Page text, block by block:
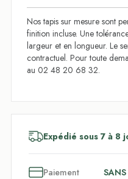
Nos tapis sur mesure sont
finition incluse. Une
largeur et en longueur. Le
contractuel. Pour toute
au 02 48 20 68 32.
Expédié sous 7 à 8
Paiement